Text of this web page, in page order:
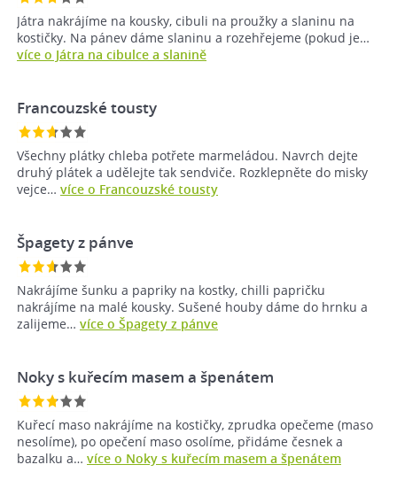
Játra nakrájíme na kousky, cibuli na proužky a slaninu na
kostičky. Na pánev dáme slaninu a rozehřejeme (pokud je…
více o Játra na cibulce a slanině
Francouzské tousty
Všechny plátky chleba potřete marmeládou. Navrch dejte
druhý plátek a udělejte tak sendviče. Rozklepněte do misky
vejce… více o Francouzské tousty
Špagety z pánve
Nakrájíme šunku a papriky na kostky, chilli papričku
nakrájíme na malé kousky. Sušené houby dáme do hrnku a
zalijeme… více o Špagety z pánve
Noky s kuřecím masem a špenátem
Kuřecí maso nakrájíme na kostičky, zprudka opečeme (maso
nesolíme), po opečení maso osolíme, přidáme česnek a
bazalku a… více o Noky s kuřecím masem a špenátem